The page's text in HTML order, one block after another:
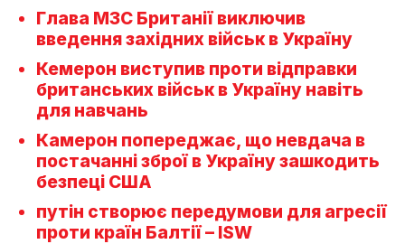
Глава МЗС Британії виключив
введення західних військ в Україну
Кемерон виступив проти відправки
британських військ в Україну навіть
для навчань
Камерон попереджає, що невдача в
постачанні зброї в Україну зашкодить
безпеці США
путін створює передумови для агресії
проти країн Балтії – ISW